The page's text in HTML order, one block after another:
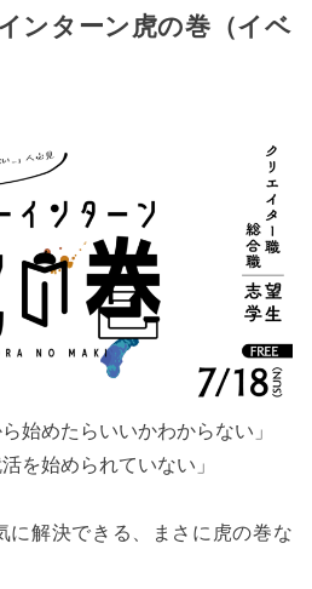
ンターン虎の巻（イベ
始めたらいいかわからない」
を始められていない」
に解決できる、まさに虎の巻な